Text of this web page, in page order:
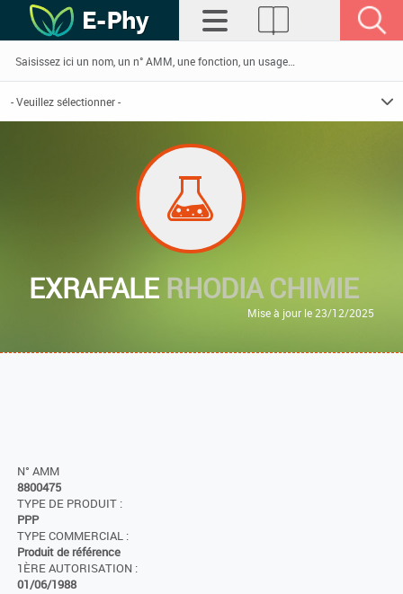
EXRAFALE RHODIA CHIMIE
Mise à jour le 23/12/2025
N° AMM
8800475
TYPE DE PRODUIT :
PPP
TYPE COMMERCIAL :
Produit de référence
1ÈRE AUTORISATION :
01/06/1988